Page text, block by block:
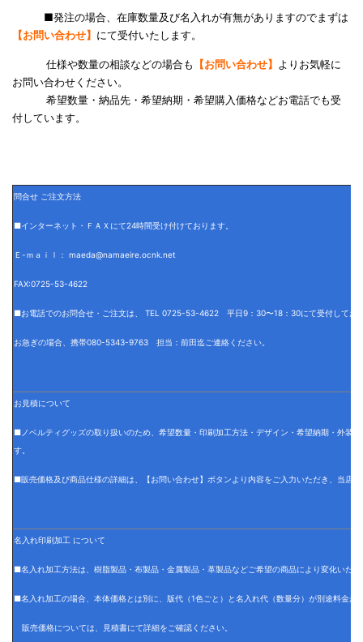
■発注の場合、在庫数量及び名入れが有無がありますのでまずは
【お問い合わせ】 にて受付いたします。
仕様や数量の相談などの場合も 【お問い合わせ】
よりお気軽に
お問い合わせください。
希望数量・納品先・希望納期・希望購入価格などお電話でも受
付しています。
問合せ ご注文方法
■インターネット・ＦＡＸにて24時間受け付けております。
Ｅ-ｍａｉｌ： maeda@namaeire.ocnk.net
FAX:0725-53-4622
■お電話でのお問合せ・ご注文は、 TEL 0725-53-4622 平日9：30〜18：30にて受付してお
お急ぎの場合、携帯080-5343-9763 担当：前田迄ご連絡ください。
お見積について
■ノベルティグッズの取り扱いのため、希望数量・印刷加工方法・デザイン・希望納期・外装
す。
■販売価格及び商品仕様の詳細は、【お問い合わせ】ボタンより内容をご入力いただき、当店
名入れ印刷加工 について
■名入れ加工方法は、樹脂製品・布製品・金属製品・革製品などご希望の商品により変化いたし
■名入れ加工の場合、本体価格とは別に、版代（1色ごと）と名入れ代（数量分）が別途料金が
販売価格については、見積書にて詳細をご確認ください。